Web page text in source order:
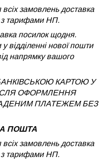
замовлень доставка
з тарифами НП.
посилок щодня.
відділенні нової пошти
напрямку вашого
КАРТОЮ У
ОФОРМЛЕННЯ
ПЛАТЕЖЕМ БЕЗ
ПОШТА
замовлень доставка
з тарифами НП.